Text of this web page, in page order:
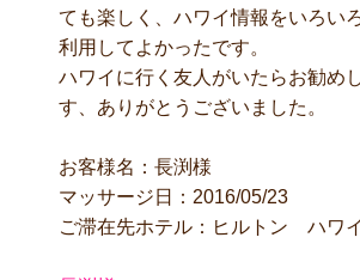
ても楽しく、ハワイ情報をいろい
利用してよかったです。
ハワイに行く友人がいたらお勧め
す、ありがとうございました。
お客様名：長渕様
マッサージ日：2016/05/23
ご滞在先ホテル：ヒルトン ハワ